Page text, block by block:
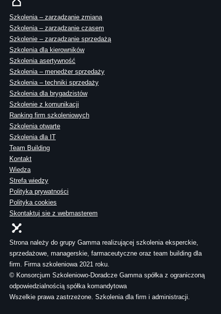
Szkolenia – zarządzanie zmianą
Szkolenia – zarządzanie czasem
Szkolenie – zarządzanie sprzedażą
Szkolenia dla kierowników
Szkolenia asertywność
Szkolenia – menedżer sprzedaży
Szkolenia – techniki sprzedaży
Szkolenia dla brygadzistów
Szkolenie z komunikacji
Ranking firm szkoleniowych
Szkolenia otwarte
Szkolenia dla IT
Team Building
Kontakt
Wiedza
Strefa wiedzy
Polityka prywatności
Polityka cookies
Skontaktuj sie z webmasterem
Strona należy do grupy Gamma realizującej szkolenia eksperckie,
sprzedażowe, managerskie, farmaceutyczne oraz team building dla
firm. Firma szkoleniowa 2021 roku.
© Konsorcjum Szkoleniowo-Doradcze Gamma spółka z ograniczoną
odpowiedzialnością spółka komandytowa
Wszelkie prawa zastrzeżone. Szkolenia dla firm i administracji.